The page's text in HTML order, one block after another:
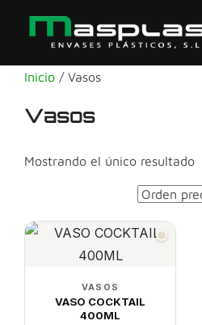
Inicio / Vasos
Vasos
Mostrando el único resultado
VASOS
VASO COCKTAIL
400ML